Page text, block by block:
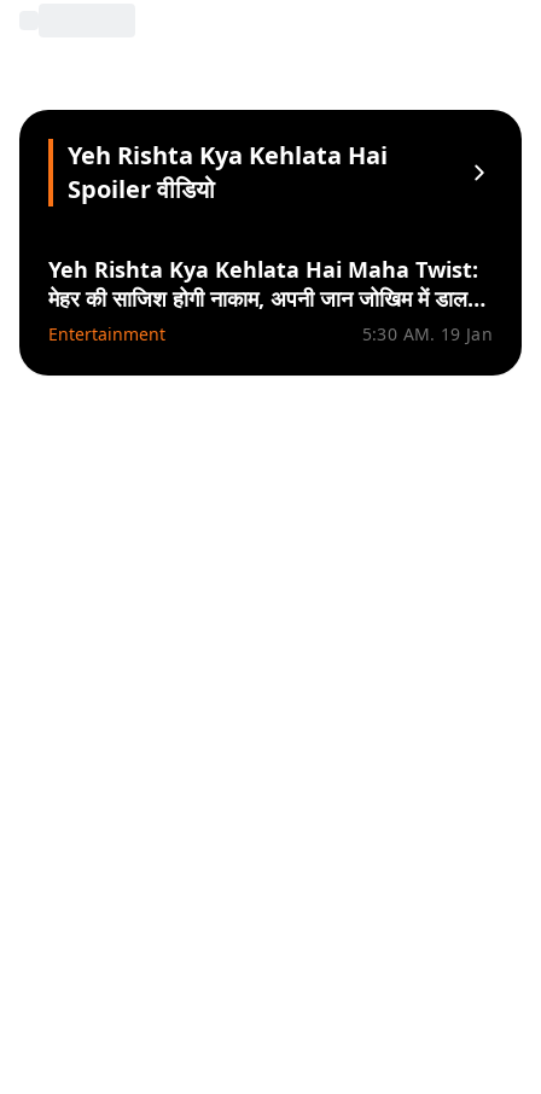
Yeh Rishta Kya Kehlata Hai
Spoiler वीडियो
Yeh Rishta Kya Kehlata Hai Maha Twist:
मेहर की साजिश होगी नाकाम, अपनी जान जोखिम में डालकर
अभीरा बचाएगी वाणी की जान
Entertainment 5:30 AM. 19 Jan